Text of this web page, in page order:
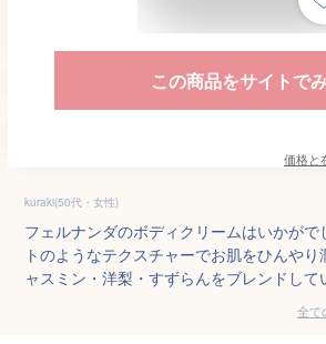
この商品をサイトで
価格と
kuraki(50代・女性)
フェルナンダのボディクリームはいかがで
トのようなテクスチャーでお肌をひんや
ャスミン・洋梨・すずらんをブレンドして
全て